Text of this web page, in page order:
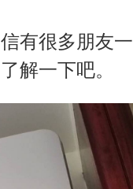
有很多朋友一
解一下吧。